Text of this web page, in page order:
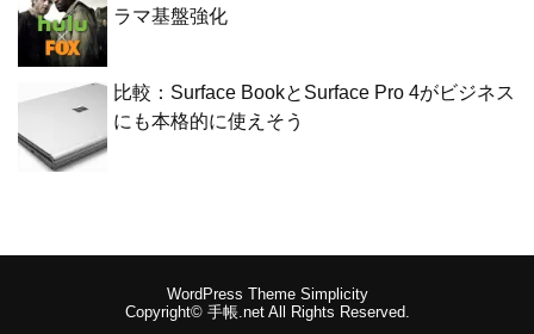
ラマ基盤強化
比較：Surface BookとSurface Pro 4がビジネス
にも本格的に使えそう
WordPress Theme Simplicity
Copyright© 手帳.netAll Rights Reserved.